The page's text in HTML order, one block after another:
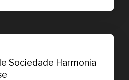
Sociedade Harmonia